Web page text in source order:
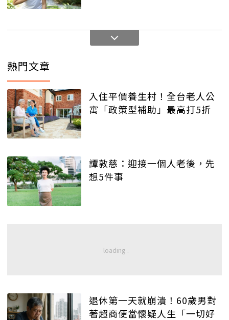
熱門文章
入住平價養生村！全台老人公
寓「政策型補助」最高打5折
譚敦慈：迎接一個人老後，先
想5件事
退休第一天就崩潰！60歲男對
著超商便當懷疑人生「一切好